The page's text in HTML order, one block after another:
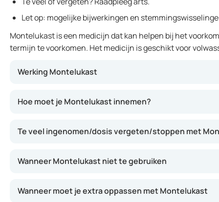
Let op: mogelijke bijwerkingen en
Montelukast is een medicijn dat kan helpen bij het
termijn te voorkomen. Het medicijn is geschikt voor
Werking Montelukast
Hoe moet je Montelukast innemen?
Te veel ingenomen/dosis vergeten/stoppen met
Wanneer Montelukast niet te gebruiken
Wanneer moet je extra oppassen met Montelukast